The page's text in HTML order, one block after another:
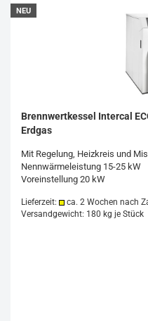
NEU
Brennwertkessel Intercal
Erdgas
Mit Regelung, Heizkreis und
Nennwärmeleistung 15-25 kW
Voreinstellung 20 kW
Lieferzeit:
ca. 2 Wochen nach
Versandgewicht: 180 kg je Stück